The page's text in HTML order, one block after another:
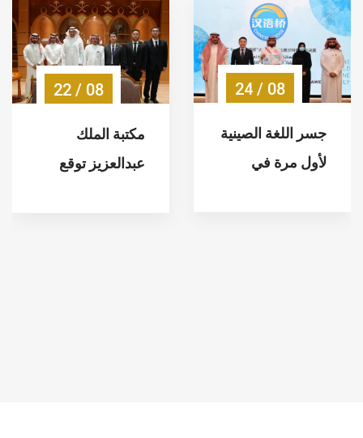
08 / 22
مكتبة الملك
عبدالعزيز توقع
08 / 24
جسر اللغة الصينية
لأول مرة في